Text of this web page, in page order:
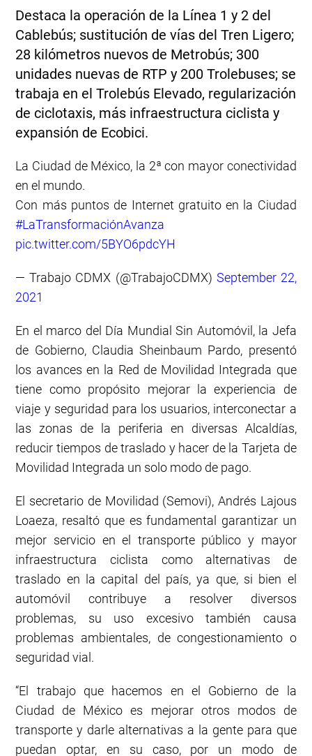
Destaca la operación de la Línea 1 y 2 del
Cablebús; sustitución de vías del Tren Ligero;
28 kilómetros nuevos de Metrobús; 300
unidades nuevas de RTP y 200 Trolebuses; se
trabaja en el Trolebús Elevado, regularización
de ciclotaxis, más infraestructura ciclista y
expansión de Ecobici.
La Ciudad de México, la 2ª con mayor conectividad
en el mundo.
Con más puntos de Internet gratuito en la Ciudad
#LaTransformaciónAvanza
pic.twitter.com/5BYO6pdcYH
— Trabajo CDMX (@TrabajoCDMX) September 22,
2021
En el marco del Día Mundial Sin Automóvil, la Jefa
de Gobierno, Claudia Sheinbaum Pardo, presentó
los avances en la Red de Movilidad Integrada que
tiene como propósito mejorar la experiencia de
viaje y seguridad para los usuarios, interconectar a
las zonas de la periferia en diversas Alcaldías,
reducir tiempos de traslado y hacer de la Tarjeta de
Movilidad Integrada un solo modo de pago.
El secretario de Movilidad (Semovi), Andrés Lajous
Loaeza, resaltó que es fundamental garantizar un
mejor servicio en el transporte público y mayor
infraestructura ciclista como alternativas de
traslado en la capital del país, ya que, si bien el
automóvil contribuye a resolver diversos
problemas, su uso excesivo también causa
problemas ambientales, de congestionamiento o
seguridad vial.
“El trabajo que hacemos en el Gobierno de la
Ciudad de México es mejorar otros modos de
transporte y darle alternativas a la gente para que
puedan optar, en su caso, por un modo de